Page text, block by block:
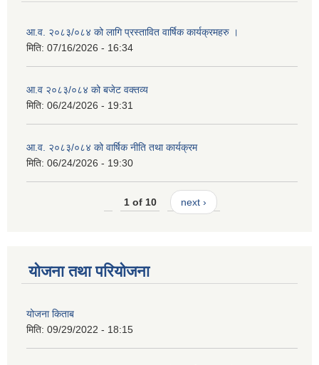
आ.व. २०८३/०८४ को लागि प्रस्तावित वार्षिक कार्यक्रमहरु ।
मिति: 07/16/2026 - 16:34
आ.व २०८३/०८४ को बजेट वक्तव्य
मिति: 06/24/2026 - 19:31
आ.व. २०८३/०८४ को वार्षिक नीति तथा कार्यक्रम
मिति: 06/24/2026 - 19:30
1 of 10 next ›
योजना तथा परियोजना
योजना किताब
मिति: 09/29/2022 - 18:15